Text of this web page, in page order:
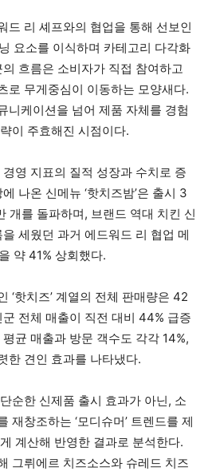
드 리 셰프와의 협업을 통해 선보인
요소를 이식하며 카테고리 다각화
흐름은 소비자가 직접 참여하고
로 무게중심이 이동하는 모양새다.
니케이션을 넘어 제품 자체를 경험
이 주효해진 시점이다.
영 지표의 질적 성장과 수치로 증
나온 신메뉴 ‘핫치즈밤’은 출시 3
개를 돌파하며, 브랜드 역대 치킨 신
세웠던 과거 에드워드 리 협업 메
약 41% 상회했다.
‘핫치즈’ 계열의 전체 판매량은 42
전체 매출이 직전 대비 44% 급증
균 매출과 방문 객수도 각각 14%,
한 견인 효과를 나타냈다.
순한 신제품 출시 효과가 아닌, 소
재창조하는 ‘모디슈머’ 트렌드를 제
계산해 반영한 결과로 분석한다.
그뤼에르 치즈소스와 슈레드 치즈